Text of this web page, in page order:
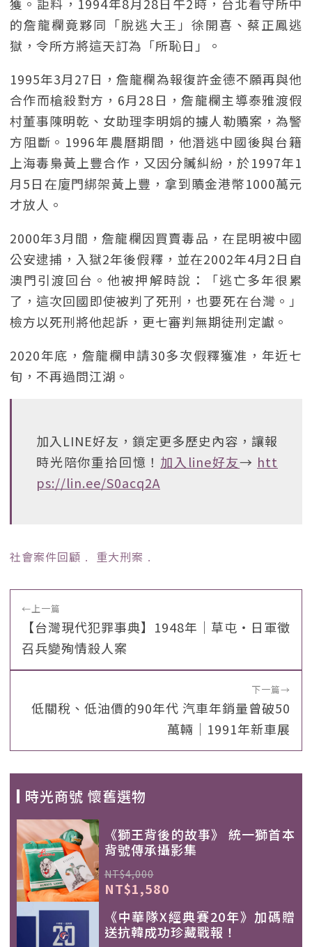
的詹龍欄竟夥同「脫逃大王」徐開喜、蔡正鳳逃
獄，令所方將這天訂為「所恥日」。
1995年3月27日，詹龍欄為報復許金德不願再與他
合作而槍殺對方，6月28日，詹龍欄主導泰雅渡假
村董事陳明乾、女助理李明娟的擄人勒贖案，為警
方阻斷。1996年農曆期間，他潛逃中國後與台籍
上海毒梟黃上豐合作，又因分贓糾紛，於1997年1
月5日在廈門綁架黃上豐，拿到贖金港幣1000萬元
才放人。
2000年3月間，詹龍欄因買賣毒品，在昆明被中國
公安逮捕，入獄2年後假釋，並在2002年4月2日自
澳門引渡回台。他被押解時說：「逃亡多年很累
了，這次回國即使被判了死刑，也要死在台灣。」
檢方以死刑將他起訴，更七審判無期徒刑定讞。
2020年底，詹龍欄申請30多次假釋獲准，年近七
旬，不再過問江湖。
加入LINE好友，鎖定更多歷史內容，讓報
時光陪你重拾回憶！ 加入line好友→ htt
ps://lin.ee/S0acq2A
社會案件回顧 ﹒ 重大刑案 ﹒
←上一篇
【台灣現代犯罪事典】1948年｜草屯‧日軍徵
召兵變殉情殺人案
下一篇→
低關稅、低油價的90年代 汽車年銷量曾破50
萬輛｜1991年新車展
時光商號 懷舊選物
《獅王背後的故事》 統一獅首本
背號傳承攝影集
NT$4,000
NT$1,580
《中華隊X經典賽20年》加碼贈
送抗韓成功珍藏戰報！